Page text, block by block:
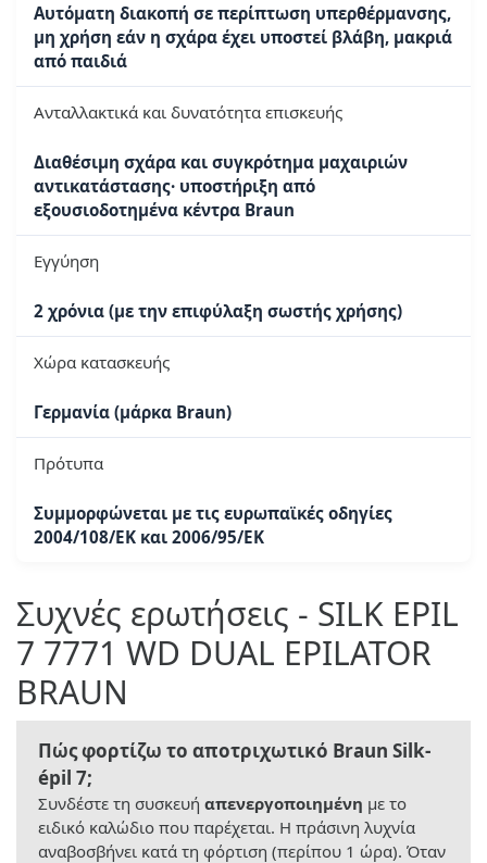
Αυτόματη διακοπή σε περίπτωση υπερθέρμανσης,
μη χρήση εάν η σχάρα έχει υποστεί βλάβη, μακριά
από παιδιά
Ανταλλακτικά και δυνατότητα επισκευής
Διαθέσιμη σχάρα και συγκρότημα μαχαιριών
αντικατάστασης· υποστήριξη από
εξουσιοδοτημένα κέντρα Braun
Εγγύηση
2 χρόνια (με την επιφύλαξη σωστής χρήσης)
Χώρα κατασκευής
Γερμανία (μάρκα Braun)
Πρότυπα
Συμμορφώνεται με τις ευρωπαϊκές οδηγίες
2004/108/ΕΚ και 2006/95/ΕΚ
Συχνές ερωτήσεις - SILK EPIL
7 7771 WD DUAL EPILATOR
BRAUN
Πώς φορτίζω το αποτριχωτικό Braun Silk-
épil 7;
Συνδέστε τη συσκευή απενεργοποιημένη με το
ειδικό καλώδιο που παρέχεται. Η πράσινη λυχνία
αναβοσβήνει κατά τη φόρτιση (περίπου 1 ώρα). Όταν